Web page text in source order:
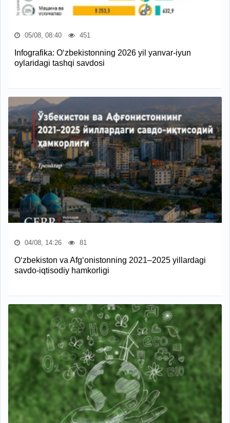
05/08, 08:40 451
Infografika: O‘zbekistonning 2026 yil yanvar-iyun
oylaridagi tashqi savdosi
04/08, 14:26 81
O‘zbekiston va Afg‘onistonning 2021–2025 yillardagi
savdo-iqtisodiy hamkorligi